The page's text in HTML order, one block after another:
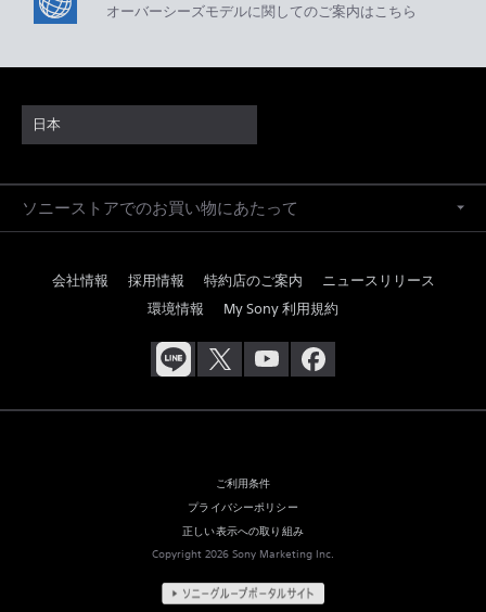
オーバーシーズモデルに関してのご案内はこちら
日本
ソニーストアでのお買い物にあたって
会社情報 採用情報 特約店のご案内
ニュースリリース
環境情報
My Sony 利用規約
ご利用条件
プライバシーポリシー
正しい表示への取り組み
Copyright 2026 Sony Marketing Inc.